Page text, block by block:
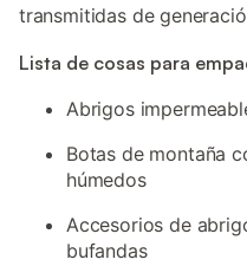
transmitidas de
Lista de cosas para
Abrigos
Botas de montaña
húmedos
Accesorios de
bufandas